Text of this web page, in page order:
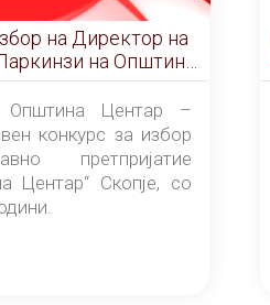
Општина Центар –
конкурс за избор
претпријатие
Центар“ Скопје, со